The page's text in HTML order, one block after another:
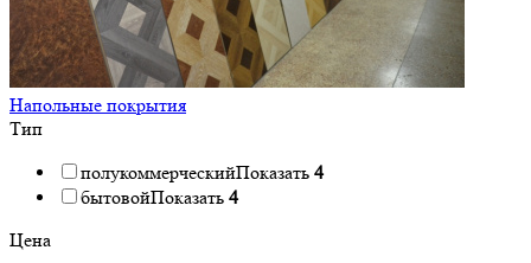
Напольные покрытия
Тип
полукоммерческийПоказать 4
бытовойПоказать 4
Цена